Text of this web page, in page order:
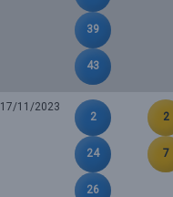
39
43
17/11/2023
2
24
26
2
7